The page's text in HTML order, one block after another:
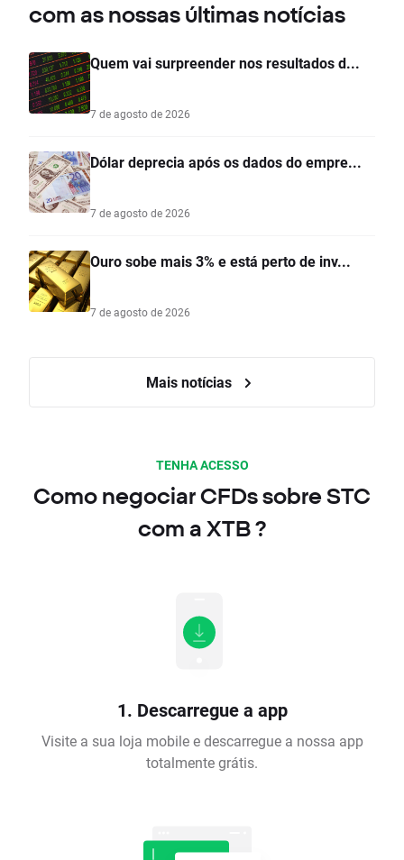
com as nossas últimas notícias
Quem vai surpreender nos resultados d...
7 de agosto de 2026
Dólar deprecia após os dados do empre...
7 de agosto de 2026
Ouro sobe mais 3% e está perto de inv...
7 de agosto de 2026
Mais notícias
TENHA ACESSO
Como negociar CFDs sobre STC
com a XTB ?
1. Descarregue a app
Visite a sua loja mobile e descarregue a nossa app
totalmente grátis.